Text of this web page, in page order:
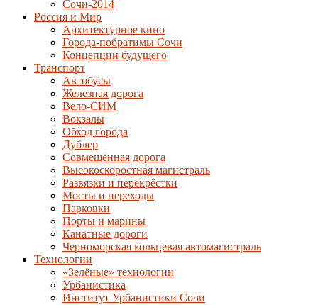
Сочи-2014
Россия и Мир
Архитектурное кино
Города-побратимы Сочи
Концепции будущего
Транспорт
Автобусы
Железная дорога
Вело-СИМ
Вокзалы
Обход города
Дублер
Совмещённая дорога
Высокоскоростная магистраль
Развязки и перекрёстки
Мосты и переходы
Парковки
Порты и марины
Канатные дороги
Черноморская кольцевая автомагистраль
Технологии
«Зелёные» технологии
Урбанистика
Институт Урбанистики Сочи